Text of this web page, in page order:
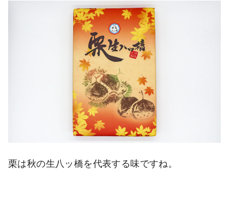
栗は秋の生八ッ橋を代表する味ですね。